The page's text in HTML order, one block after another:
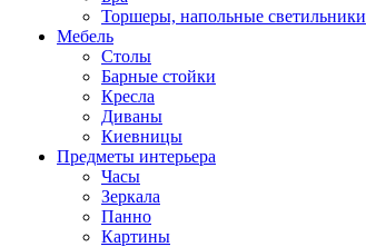
Торшеры, напольные светильники
Мебель
Столы
Барные стойки
Кресла
Диваны
Киевницы
Предметы интерьера
Часы
Зеркала
Панно
Картины